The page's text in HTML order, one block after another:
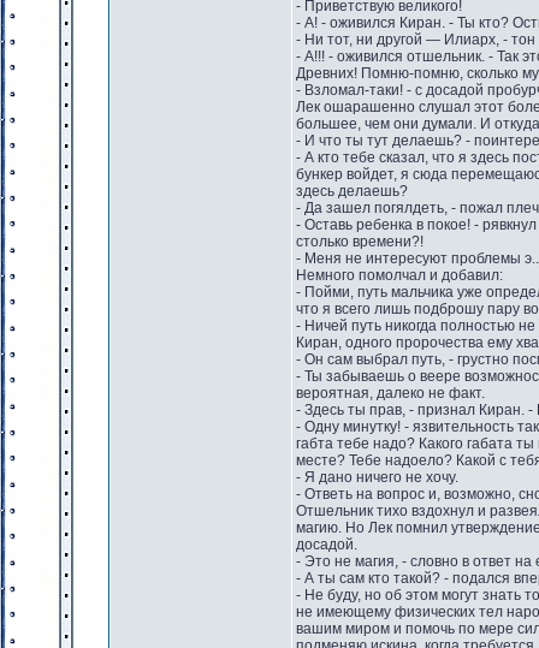
- Приветствую великого!
- А! - оживился Киран. - Ты кто?
- Ни тот, ни другой — Илиарх, -
- А!!! - оживился отшельник. - Так
Древних! Помню-помню, сколько
- Взломал-таки! - с досадой
Лек ошарашенно слушал этот
большее, чем они думали. И
- И что ты тут делаешь? -
- А кто тебе сказал, что я здесь
бункер войдет, я сюда
здесь делаешь?
- Да зашел погялдеть, - пожал
- Оставь ребенка в покое! -
столько времени?!
- Меня не интересуют проблемы
Немного помолчал и добавил:
- Пойми, путь мальчика уже
что я всего лишь подброшу пару
- Ничей путь никогда полностью
Киран, одного пророчества ему
- Он сам выбрал путь, - грустно
- Ты забываешь о веере
вероятная, далеко не факт.
- Здесь ты прав, - признал Киран.
- Одну минутку! - язвительность
габта тебе надо? Какого габата
месте? Тебе надоело? Какой с
- Я дано ничего не хочу.
- Ответь на вопрос и, возможно,
Отшельник тихо вздохнул и
магию. Но Лек помнил
досадой.
- Это не магия, - словно в ответ
- А ты сам кто такой? - подался
- Не буду, но об этом могут знать
не имеющему физических тел
вашим миром и помочь по мере